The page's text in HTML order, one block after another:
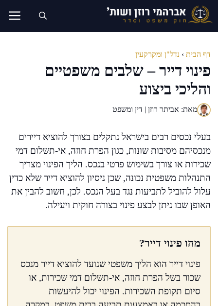
לדלג
לתוכן
דף הבית › נדל"ן ומקרקעין
פינוי דייר – שלבים משפטיים
והליכי ביצוע
מאת: אביתר רוזן | דין ומשפט
בעלי נכסים רבים בישראל נתקלים בצורך להוציא דיירים
מנכסיהם מסיבות שונות, כגון הפרת חוזה, אי-תשלום דמי
שכירות או צורך בשימוש פרטי בנכס. הליך הפינוי מצריך
התנהלות משפטית נכונה, שכן ניסיון להוציא דייר שלא כדין
עלול להוביל לתביעות נגד בעל הנכס. לכן, חשוב להבין את
האופן שבו ניתן לבצע פינוי בצורה חוקית ויעילה.
מהו פינוי דייר?
פינוי דייר הוא הליך משפטי שנועד להוציא דייר מנכס
שכור בשל הפרת חוזה, אי-תשלום דמי שכירות, או
סיום תקופת השכירות. הפינוי יכול להיעשות